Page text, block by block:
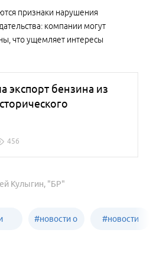
признаки нарушения
компании могут
что ущемляет интересы
экспорт бензина из
456
Кулыгин, "БР"
#новости о #новости